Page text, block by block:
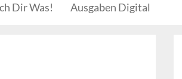
Dir Was! Ausgaben Digital